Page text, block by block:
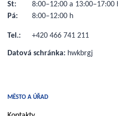
MĚSTO A ÚŘAD
St:
8:00–12:00 a 13:00–17:00
Pá:
8:00–12:00 h
Tel.: +420 466 741 211
Datová schránka: hwkbrgj